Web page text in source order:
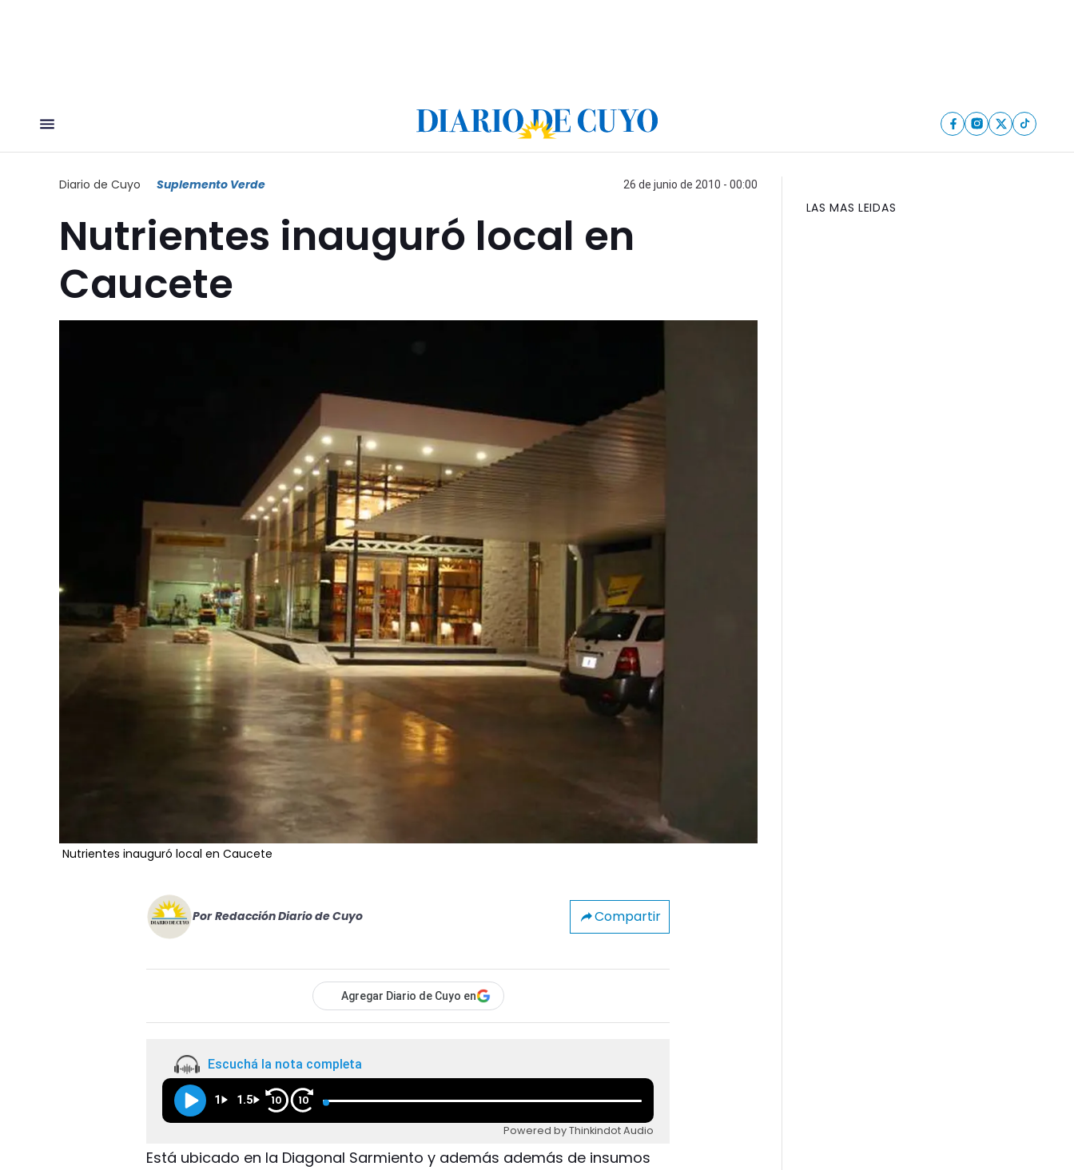
Diario de Cuyo Suplemento Verde 26 de junio de 2010 - 00:00
Nutrientes inauguró local en
Caucete
Nutrientes inauguró local en Caucete
Por Redacción Diario de Cuyo Compartir
Agregar Diario de Cuyo en
Escuchá la nota completa
1 1.5 10 10
Powered by Thinkindot Audio
Está ubicado en la Diagonal Sarmiento y además además de insumos
LAS MAS LEIDAS